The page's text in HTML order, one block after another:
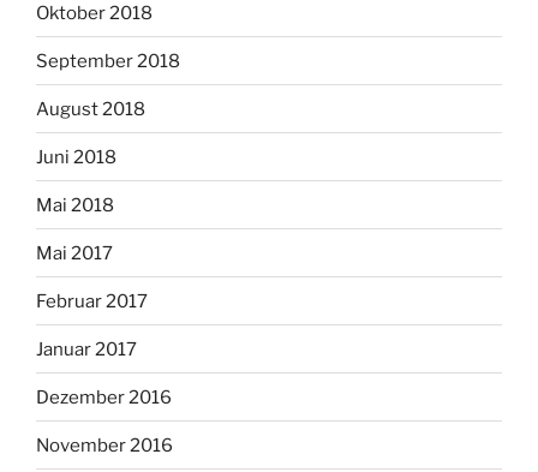
Oktober 2018
September 2018
August 2018
Juni 2018
Mai 2018
Mai 2017
Februar 2017
Januar 2017
Dezember 2016
November 2016